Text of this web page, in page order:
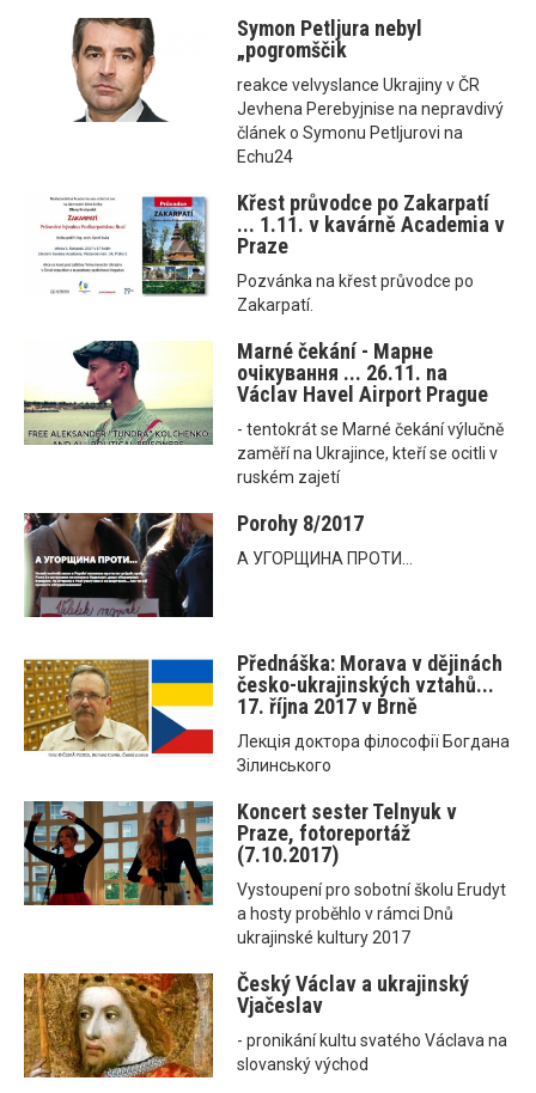
Symon Petljura nebyl
„pogromščik
reakce velvyslance Ukrajiny v ČR
Jevhena Perebyjnise na nepravdivý
článek o Symonu Petljurovi na
Echu24
Křest průvodce po Zakarpatí
... 1.11. v kavárně Academia v
Praze
Pozvánka na křest průvodce po
Zakarpatí.
Marné čekání - Марне
очікування ... 26.11. na
Václav Havel Airport Prague
- tentokrát se Marné čekání výlučně
zaměří na Ukrajince, kteří se ocitli v
ruském zajetí
Porohy 8/2017
А УГОРЩИНА ПРОТИ...
Přednáška: Morava v dějinách
česko-ukrajinských vztahů...
17. října 2017 v Brně
Лекція доктора філософії Богдана
Зілинського
Koncert sester Telnyuk v
Praze, fotoreportáž
(7.10.2017)
Vystoupení pro sobotní školu Erudyt
a hosty proběhlo v rámci Dnů
ukrajinské kultury 2017
Český Václav a ukrajinský
Vjačeslav
- pronikání kultu svatého Václava na
slovanský východ